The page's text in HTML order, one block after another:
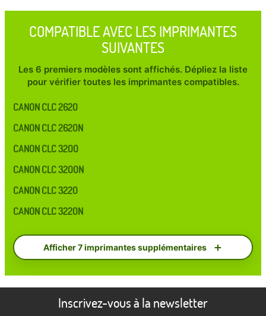
COMPATIBLE AVEC LES IMPRIMANTES
SUIVANTES
Les 6 premiers modèles sont affichés. Dépliez la liste
pour vérifier toutes les imprimantes compatibles.
CANON CLC 2620
CANON CLC 2620N
CANON CLC 3200
CANON CLC 3200N
CANON CLC 3220
CANON CLC 3220N
Afficher 7 imprimantes supplémentaires
Inscrivez-vous à la newsletter